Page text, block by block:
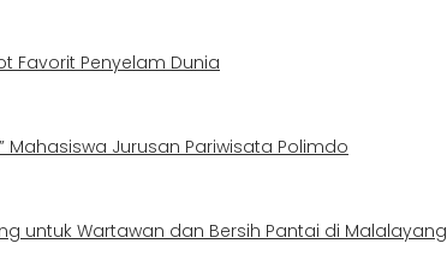
Favorit Penyelam Dunia
Mahasiswa Jurusan Pariwisata Polimdo
untuk Wartawan dan Bersih Pantai di Malalayang